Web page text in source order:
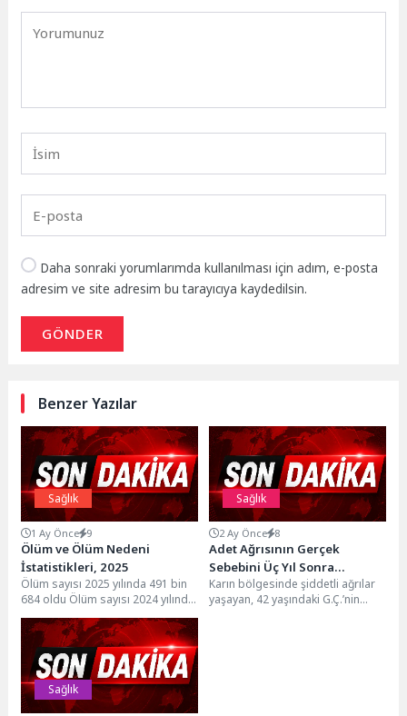
Daha sonraki yorumlarımda kullanılması için adım, e-posta
adresim ve site adresim bu tarayıcıya kaydedilsin.
GÖNDER
Benzer Yazılar
Sağlık
1 Ay Önce 9
Ölüm ve Ölüm Nedeni
İstatistikleri, 2025
Ölüm sayısı 2025 yılında 491 bin
684 oldu Ölüm sayısı 2024 yılında
489 bin 734 iken...
Sağlık
2 Ay Önce 8
Adet Ağrısının Gerçek
Sebebini Üç Yıl Sonra
Öğrendi
Karın bölgesinde şiddetli ağrılar
yaşayan, 42 yaşındaki G.Ç.’nin
Sağlık